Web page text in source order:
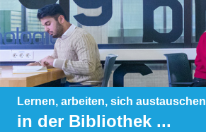
Lernen, arbeiten, sich austauschen
in der Bibliothek ...